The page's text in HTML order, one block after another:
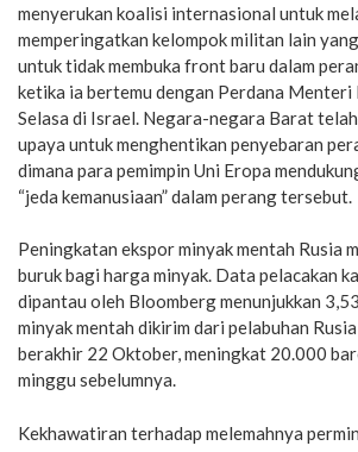
menyerukan koalisi internasional untuk
memperingatkan kelompok militan lain
untuk tidak membuka front baru dalam
ketika ia bertemu dengan Perdana Menteri
Selasa di Israel. Negara-negara Barat
upaya untuk menghentikan penyebaran
dimana para pemimpin Uni Eropa
“jeda kemanusiaan” dalam perang tersebut.
Peningkatan ekspor minyak mentah Rusia
buruk bagi harga minyak. Data pelacakan
dipantau oleh Bloomberg menunjukkan
minyak mentah dikirim dari pelabuhan
berakhir 22 Oktober, meningkat 20.000
minggu sebelumnya.
Kekhawatiran terhadap melemahnya